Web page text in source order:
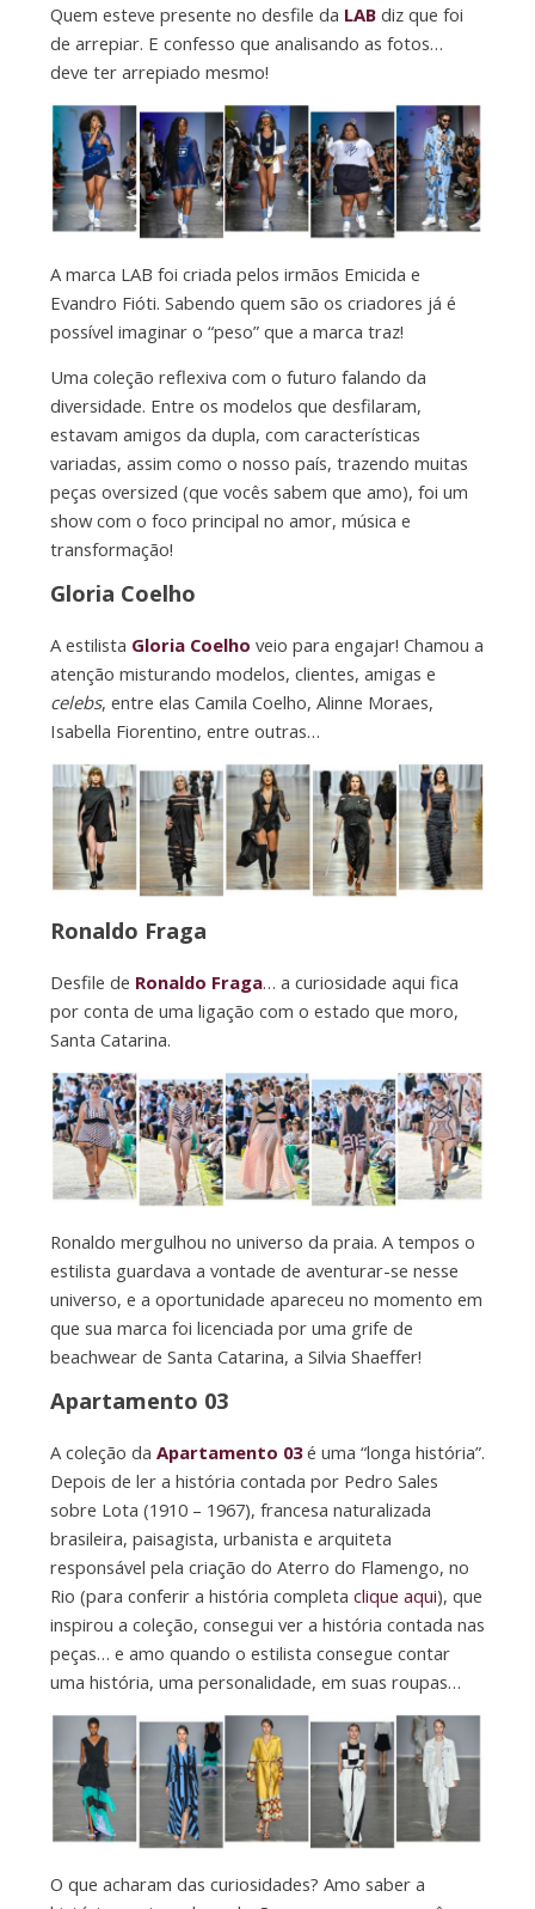
Quem esteve presente no desfile da LABdiz que foi
de arrepiar. E confesso que analisando as fotos…
deve ter arrepiado mesmo!
A marca LAB foi criada pelos irmãos Emicida e
Evandro Fióti. Sabendo quem são os criadores já é
possível imaginar o “peso” que a marca traz!
Uma coleção reflexiva com o futuro falando da
diversidade. Entre os modelos que desfilaram,
estavam amigos da dupla, com características
variadas, assim como o nosso país, trazendo muitas
peças oversized (que vocês sabem que amo), foi um
show com o foco principal no amor, música e
transformação!
Gloria Coelho
A estilista Gloria Coelho veio para engajar! Chamou a
atenção misturando modelos, clientes, amigas e
celebs, entre elas Camila Coelho, Alinne Moraes,
Isabella Fiorentino, entre outras…
Ronaldo Fraga
Desfile de Ronaldo Fraga… a curiosidade aqui fica
por conta de uma ligação com o estado que moro,
Santa Catarina.
Ronaldo mergulhou no universo da praia. A tempos o
estilista guardava a vontade de aventurar-se nesse
universo, e a oportunidade apareceu no momento em
que sua marca foi licenciada por uma grife de
beachwear de Santa Catarina, a Silvia Shaeffer!
Apartamento 03
A coleção da Apartamento 03é uma “longa história”.
Depois de ler a história contada por Pedro Sales
sobre Lota (1910 – 1967), francesa naturalizada
brasileira, paisagista, urbanista e arquiteta
responsável pela criação do Aterro do Flamengo, no
Rio (para conferir a história completa clique aqui), que
inspirou a coleção, consegui ver a história contada nas
peças… e amo quando o estilista consegue contar
uma história, uma personalidade, em suas roupas…
O que acharam das curiosidades? Amo saber a